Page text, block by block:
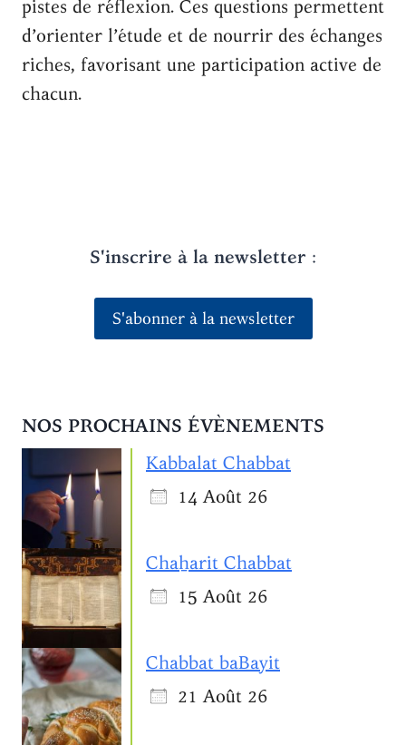
pistes de réflexion. Ces questions permettent
d’orienter l’étude et de nourrir des échanges
riches, favorisant une participation active de
chacun.
S'inscrire à la newsletter :
S'abonner à la newsletter
NOS PROCHAINS ÉVÈNEMENTS
Kabbalat Chabbat
14 Août 26
Chaẖarit Chabbat
15 Août 26
Chabbat baBayit
21 Août 26